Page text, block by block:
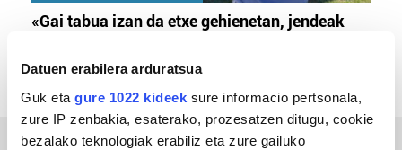
Datuen erabilera arduratsua
Guk eta gure 1022 kideek sure informacio pertsonala,
zure IP zenbakia, esaterako, prozesatzen ditugu, cookie
bezalako teknologiak erabiliz eta zure gailuko
«Gai tabua izan da etxe gehienetan, jendeak